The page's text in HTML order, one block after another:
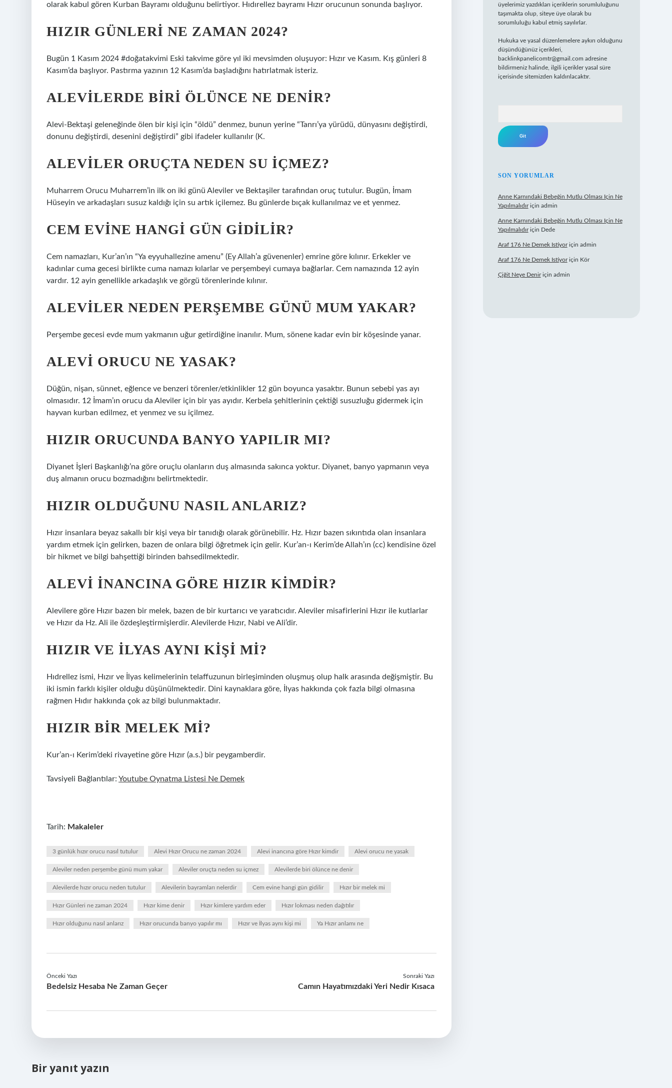
olarak kabul gören Kurban Bayramı olduğunu belirtiyor. Hıdırellez bayramı Hızır orucunun sonunda başlıyor.
HIZIR GÜNLERI NE ZAMAN 2024?
Bugün 1 Kasım 2024 #doğatakvimi Eski takvime göre yıl iki mevsimden oluşuyor: Hızır ve Kasım. Kış günleri 8
Kasım’da başlıyor. Pastırma yazının 12 Kasım’da başladığını hatırlatmak isteriz.
ALEVILERDE BIRI ÖLÜNCE NE DENIR?
Alevi-Bektaşi geleneğinde ölen bir kişi için “öldü” denmez, bunun yerine “Tanrı’ya yürüdü, dünyasını değiştirdi,
donunu değiştirdi, desenini değiştirdi” gibi ifadeler kullanılır (K.
ALEVILER ORUÇTA NEDEN SU IÇMEZ?
Muharrem Orucu Muharrem’in ilk on iki günü Aleviler ve Bektaşiler tarafından oruç tutulur. Bugün, İmam
Hüseyin ve arkadaşları susuz kaldığı için su artık içilemez. Bu günlerde bıçak kullanılmaz ve et yenmez.
CEM EVINE HANGI GÜN GIDILIR?
Cem namazları, Kur’an’ın “Ya eyyuhallezine amenu” (Ey Allah’a güvenenler) emrine göre kılınır. Erkekler ve
kadınlar cuma gecesi birlikte cuma namazı kılarlar ve perşembeyi cumaya bağlarlar. Cem namazında 12 ayin
vardır. 12 ayin genellikle arkadaşlık ve görgü törenlerinde kılınır.
ALEVILER NEDEN PERŞEMBE GÜNÜ MUM YAKAR?
Perşembe gecesi evde mum yakmanın uğur getirdiğine inanılır. Mum, sönene kadar evin bir köşesinde yanar.
ALEVI ORUCU NE YASAK?
Düğün, nişan, sünnet, eğlence ve benzeri törenler/etkinlikler 12 gün boyunca yasaktır. Bunun sebebi yas ayı
olmasıdır. 12 İmam’ın orucu da Aleviler için bir yas ayıdır. Kerbela şehitlerinin çektiği susuzluğu gidermek için
hayvan kurban edilmez, et yenmez ve su içilmez.
HIZIR ORUCUNDA BANYO YAPILIR MI?
Diyanet İşleri Başkanlığı’na göre oruçlu olanların duş almasında sakınca yoktur. Diyanet, banyo yapmanın veya
duş almanın orucu bozmadığını belirtmektedir.
HIZIR OLDUĞUNU NASIL ANLARIZ?
Hızır insanlara beyaz sakallı bir kişi veya bir tanıdığı olarak görünebilir. Hz. Hızır bazen sıkıntıda olan insanlara
yardım etmek için gelirken, bazen de onlara bilgi öğretmek için gelir. Kur’an-ı Kerim’de Allah’ın (cc) kendisine özel
bir hikmet ve bilgi bahşettiği birinden bahsedilmektedir.
ALEVI INANCINA GÖRE HIZIR KIMDIR?
Alevilere göre Hızır bazen bir melek, bazen de bir kurtarıcı ve yaratıcıdır. Aleviler misafirlerini Hızır ile kutlarlar
ve Hızır da Hz. Ali ile özdeşleştirmişlerdir. Alevilerde Hızır, Nabi ve Ali’dir.
HIZIR VE İLYAS AYNI KIŞI MI?
Hıdrellez ismi, Hızır ve İlyas kelimelerinin telaffuzunun birleşiminden oluşmuş olup halk arasında değişmiştir. Bu
iki ismin farklı kişiler olduğu düşünülmektedir. Dini kaynaklara göre, İlyas hakkında çok fazla bilgi olmasına
rağmen Hıdır hakkında çok az bilgi bulunmaktadır.
HIZIR BIR MELEK MI?
Kur’an-ı Kerim’deki rivayetine göre Hızır (a.s.) bir peygamberdir.
Tavsiyeli Bağlantılar: Youtube Oynatma Listesi Ne Demek
Tarih: Makaleler
3 günlük hızır orucu nasıl tutulur Alevi Hızır Orucu ne zaman 2024 Alevi inancına göre Hızır kimdir Alevi orucu ne yasak
Aleviler neden perşembe günü mum yakar Aleviler oruçta neden su içmez Alevilerde biri ölünce ne denir
Alevilerde hızır orucu neden tutulur Alevilerin bayramları nelerdir Cem evine hangi gün gidilir Hızır bir melek mi
Hızır Günleri ne zaman 2024 Hızır kime denir Hızır kimlere yardım eder Hızır lokması neden dağıtılır
Hızır olduğunu nasıl anlarız Hızır orucunda banyo yapılır mı Hızır ve İlyas aynı kişi mi Ya Hızır anlamı ne
Önceki Yazı
Bedelsiz Hesaba Ne Zaman Geçer
Sonraki Yazı
Camın Hayatımızdaki Yeri Nedir Kısaca
Bir yanıt yazın
üyelerimiz yazdıkları içeriklerin sorumluluğunu
taşımakta olup, siteye üye olarak bu
sorumluluğu kabul etmiş sayılırlar.
Hukuka ve yasal düzenlemelere aykırı olduğunu
düşündüğünüz içerikleri,
backlinkpanelicomtr@gmail.com adresine
bildirmeniz halinde, ilgili içerikler yasal süre
içerisinde sitemizden kaldırılacaktır.
SON YORUMLAR
Anne Karnındaki Bebeğin Mutlu Olması Için Ne
Yapılmalıdıriçin admin
Anne Karnındaki Bebeğin Mutlu Olması Için Ne
Yapılmalıdıriçin Dede
Araf 176 Ne Demek Istiyoriçin admin
Araf 176 Ne Demek Istiyoriçin Kör
Çiğit Neye Deniriçin admin